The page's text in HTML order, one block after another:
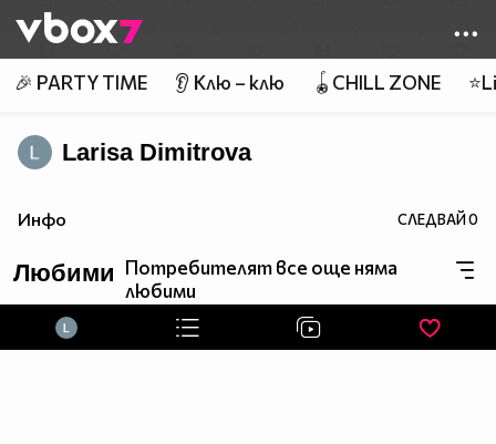
👾
🎉 PARTY TIME 👂 Клю – клю 🪀CHILL ZONE
Larisa Dimitrova
Инфо СЛЕДВАЙ0
Любими Потребителят все още няма
любими